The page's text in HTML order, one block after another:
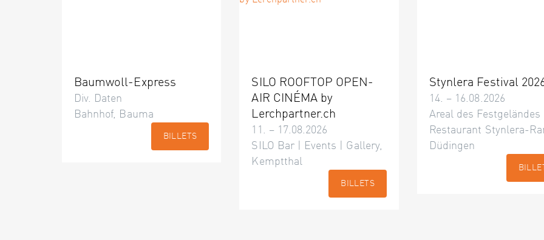
Baumwoll-Express
Div. Daten
Bahnhof, Bauma
BILLETS
SILO ROOFTOP OPEN-
AIR CINÉMA by
Lerchpartner.ch
11. – 17.08.2026
SILO Bar | Events | Gallery,
Kemptthal
BILLETS
Stynlera Festival
14. – 16.08.2026
Areal des Festgeländes
Restaurant Stynlera-
Düdingen